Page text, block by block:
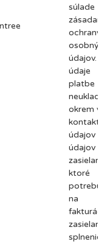
súlade s
zásadami
ochrany
osobných
údajov.
údaje
platbe
okrem
údajov
zasielanie,
ktoré
na
splnenie